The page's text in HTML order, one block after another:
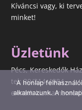
Kíváncsi vagy, ki
minket!
Üzletünk
Pécs, Kereskedők
tel: 30/314-4984
e-mail:
A honlap
alkalmazunk. A